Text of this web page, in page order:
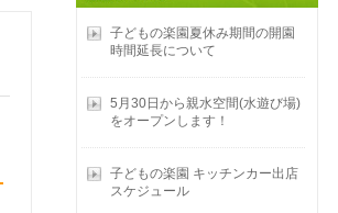
子どもの楽園夏休み期間の開園
時間延長について
5月30日から親水空間(水遊び場)
をオープンします！
子どもの楽園 キッチンカー出店
スケジュール